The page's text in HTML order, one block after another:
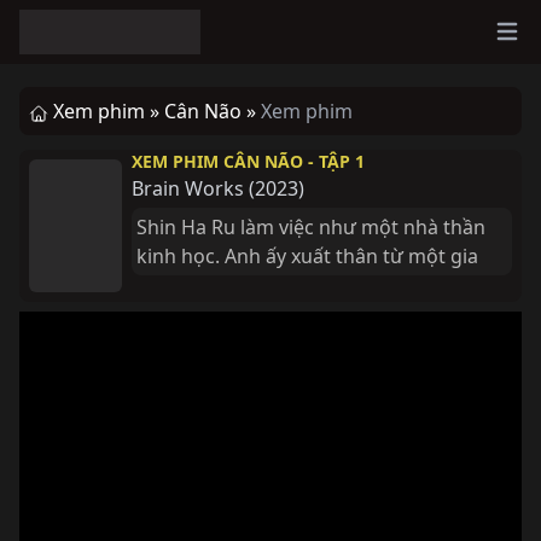
Xem phim » Cân Não »Xem phim
XEM PHIM CÂN NÃO - TẬP 1
Brain Works (2023)
Shin Ha Ru làm việc như một nhà thần
kinh học. Anh ấy xuất thân từ một gia
ấy giàu có nhờ tài sản được thừa kế.